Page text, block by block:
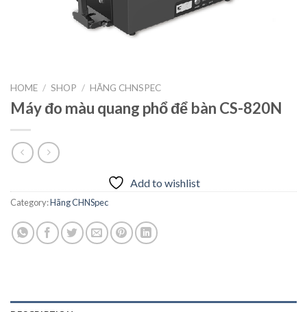
HOME / SHOP / HÃNG CHNSPEC
Máy đo màu quang phổ để bàn CS-820N
Add to wishlist
Category:Hãng CHNSpec